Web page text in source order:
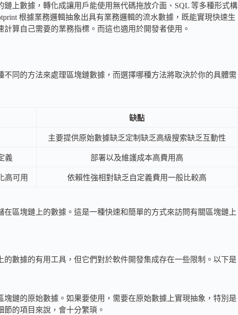
上數據，轉化成讓用戶能使用無代碼拖放介面、SQL 等多種形式構
根據業務邏輯抽象出具有業務邏輯的流水數據，既能實現快速生
算自己需要的業務指標。而這也適用於開發者使用。
同的方法來處理區塊鏈數據，而選擇哪種方法將取決於你的具體需
缺點
主要提供原始數據缺乏定制缺乏高級搜索缺乏互動性
義 部署以及維護成本高費用高
高可用
依賴性強相對缺乏自定義費用一般比較高
區塊鏈上的數據。這是一種快速和簡單的方式來訪問有關區塊鏈上
數據的有用工具，但它們對於軟件開發集成存在一些限制。以下是
鏈的原始數據。如果要使用，需要在原始數據上實現抽象，特別是
的項目來說，會十分繁瑣。